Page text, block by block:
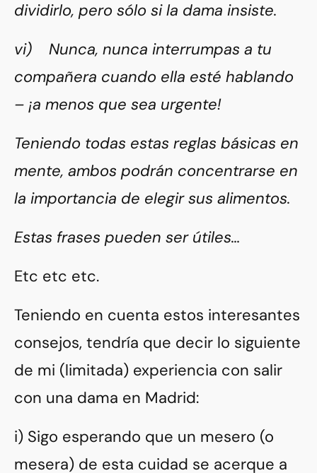
dividirlo, pero sólo si la dama insiste.
vi) Nunca, nunca interrumpas a tu
compañera cuando ella esté hablando
– ¡a menos que sea urgente!
Teniendo todas estas reglas básicas en
mente, ambos podrán concentrarse en
la importancia de elegir sus alimentos.
Estas frases pueden ser útiles…
Etc etc etc.
Teniendo en cuenta estos interesantes
consejos, tendría que decir lo siguiente
de mi (limitada) experiencia con salir
con una dama en Madrid:
i) Sigo esperando que un mesero (o
mesera) de esta cuidad se acerque a